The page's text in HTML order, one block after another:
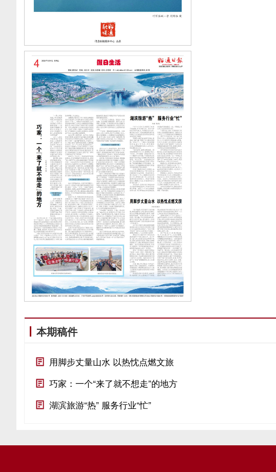
本期稿件
用脚步丈量山水 以热忱点燃文旅
巧家：一个“来了就不想走”的地方
湖滨旅游“热” 服务行业“忙”